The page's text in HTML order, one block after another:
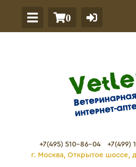
0
+7(495) 510-86-04
+7(499)
г. Москва, Открытое шоссе,